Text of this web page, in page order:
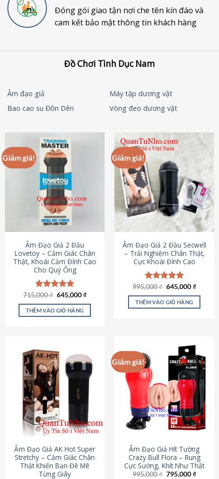
Đóng gói giao tận nơi che tên kín đáo và
cam kết bảo mật thông tin khách hàng
Đồ Chơi Tình Dục Nam
Âm đạo giả
Máy tập dương vật
Bao cao su Đôn Dên
Vòng đeo dương vật
Giảm giá!
Âm Đạo Giả 2 Đầu
Lovetoy – Cảm Giác Chân
Thật, Khoái Cảm Đỉnh Cao
Cho Quý Ông
Được xếp
hạng4.79
5 sao
715,000₫ Giá
là:
715,000 ₫.
645,000₫Giá
tại
THÊM VÀO GIỎ HÀNG
Giảm giá!
Âm Đạo Giả 2 Đầu Secwell
– Trải Nghiệm Chân Thật,
Cực Khoái Đỉnh Cao
Được xếp
hạng4.88
5 sao
995,000₫ Giá
là:
995,000 ₫.
645,000₫Giá
tại
THÊM VÀO GIỎ HÀNG
Âm Đạo Giả AK Hot Super
Stretchy – Cảm Giác Chân
Thật Khiến Bạn Đê Mê
Từng Giây
Giảm giá!
Âm Đạo Giả Hít Tường
Crazy Bull Flora – Rung
Cực Sướng, Khít Như Thật
995,000₫ Giá
795,000₫Giá